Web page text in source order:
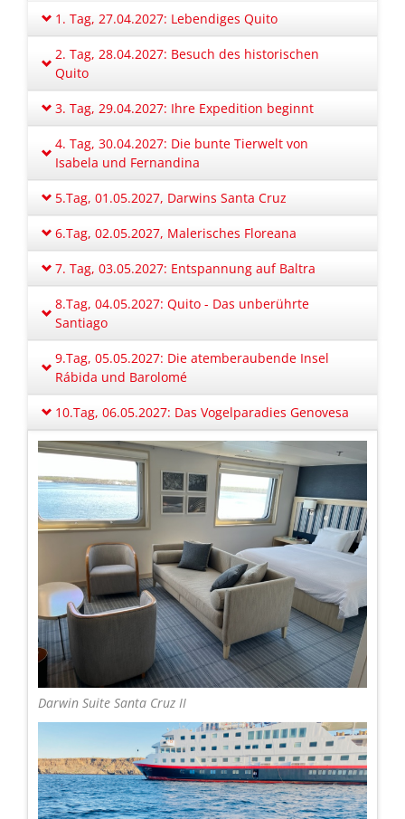
1. Tag, 27.04.2027: Lebendiges Quito
2. Tag, 28.04.2027: Besuch des historischen
Quito
3. Tag, 29.04.2027: Ihre Expedition beginnt
4. Tag, 30.04.2027: Die bunte Tierwelt von
Isabela und Fernandina
5.Tag, 01.05.2027, Darwins Santa Cruz
6.Tag, 02.05.2027, Malerisches Floreana
7. Tag, 03.05.2027: Entspannung auf Baltra
8.Tag, 04.05.2027: Quito - Das unberührte
Santiago
9.Tag, 05.05.2027: Die atemberaubende Insel
Rábida und Barolomé
10.Tag, 06.05.2027: Das Vogelparadies Genovesa
Darwin Suite Santa Cruz II